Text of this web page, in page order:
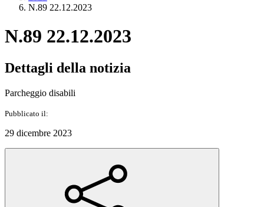
N.89 22.12.2023
N.89 22.12.2023
Dettagli della notizia
Parcheggio disabili
Pubblicato il:
29 dicembre 2023